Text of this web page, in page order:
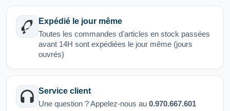
Expédié le jour même
Toutes les commandes d'articles en stock passées
avant 14H sont expédiées le jour même (jours
ouvrés)
Service client
Une question ? Appelez-nous au 0.970.667.601